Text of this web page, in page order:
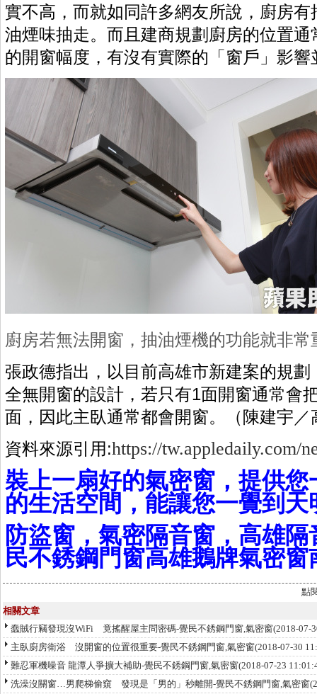
實不高，而就如同許多網友所說，廚房
油煙味抽走。而且建商規劃廚房的位置
的開窗幅度，有沒有實際的「窗戶」影響
廚房若無法開窗，抽油煙機的功能就非
張政德指出，以目前高雄市新建案的規
全無開窗的設計，若只有1面開窗通常會
面，因此主臥通常都會開窗。（陳建宇／
資料來源引用:https://tw.appledaily.com/
裝上一扇好的氣密窗，提供
的生活空間，能讓您一覺到天
防盜窗，氣密隔音窗，高雄隔
民不銹鋼門窗高雄鵝牌氣密窗
點
相關文章
蠢賊行竊發現沒WiFi 竟搖醒屋主問密碼-覺民不銹鋼門窗,氣密窗(2018-07-
主臥廚房衛浴 沒開窗的位置很重要-覺民不銹鋼門窗,氣密窗(2018-07-30
難忍軍機噪音 龍潭人爭擴大補助-覺民不銹鋼門窗,氣密窗(2018-07-23
洗澡沒關窗…男爬梯偷窺 發現是「男的」秒離開-覺民不銹鋼門窗,氣密窗